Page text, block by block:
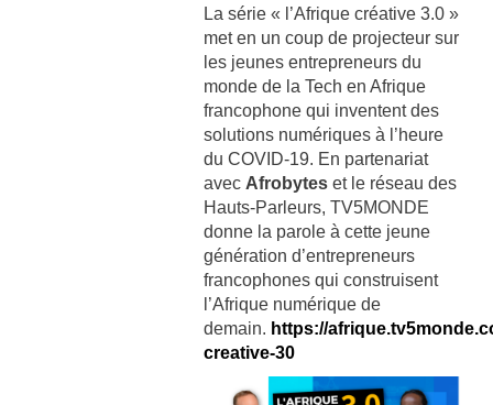
La série « l’Afrique créative 3.0 »
met en un coup de projecteur sur
les jeunes entrepreneurs du
monde de la Tech en Afrique
francophone qui inventent des
solutions numériques à l’heure
du COVID-19. En partenariat
avec Afrobytes et le réseau des
Hauts-Parleurs, TV5MONDE
donne la parole à cette jeune
génération d’entrepreneurs
francophones qui construisent
l’Afrique numérique de
demain. https://
creative-30